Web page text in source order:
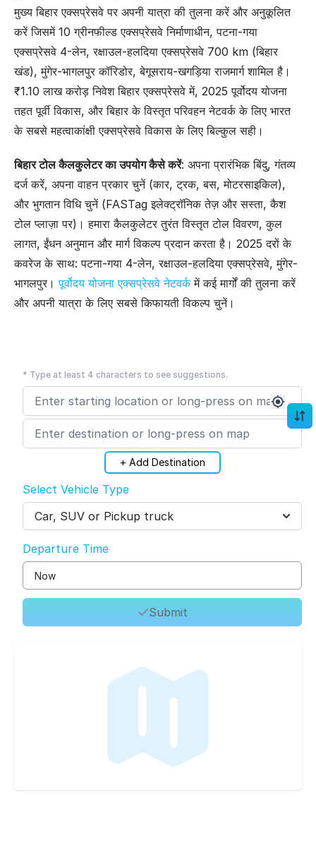
मुख्य बिहार एक्सप्रेसवे पर अपनी यात्रा की तुलना करें और अनुकूलित
करें जिसमें 10 ग्रीनफील्ड एक्सप्रेसवे निर्माणाधीन, पटना-गया
एक्सप्रेसवे 4-लेन, रक्षाउल-हलदिया एक्सप्रेसवे 700 km (बिहार
खंड), मुंगेर-भागलपुर कॉरिडोर, बेगूसराय-खगड़िया राजमार्ग शामिल है।
₹1.10 लाख करोड़ निवेश बिहार एक्सप्रेसवे में, 2025 पूर्वोदय योजना
तहत पूर्वी विकास, और बिहार के विस्तृत परिवहन नेटवर्क के लिए भारत
के सबसे महत्वाकांक्षी एक्सप्रेसवे विकास के लिए बिल्कुल सही।
बिहार टोल कैलकुलेटर का उपयोग कैसे करें: अपना प्रारंभिक बिंदु, गंतव्य
दर्ज करें, अपना वाहन प्रकार चुनें (कार, ट्रक, बस, मोटरसाइकिल),
और भुगतान विधि चुनें (FASTag इलेक्ट्रॉनिक तेज़ और सस्ता, कैश
टोल प्लाज़ा पर)। हमारा कैलकुलेटर तुरंत विस्तृत टोल विवरण, कुल
लागत, ईंधन अनुमान और मार्ग विकल्प प्रदान करता है। 2025 दरों के
कवरेज के साथ: पटना-गया 4-लेन, रक्षाउल-हलदिया एक्सप्रेसवे, मुंगेर-
भागलपुर। पूर्वोदय योजना एक्सप्रेसवे नेटवर्क में कई मार्गों की तुलना करें
और अपनी यात्रा के लिए सबसे किफायती विकल्प चुनें।
* Type at least 4 characters to see suggestions.
+ Add Destination
Select Vehicle Type
Car, SUV or Pickup truck
Departure Time
Submit